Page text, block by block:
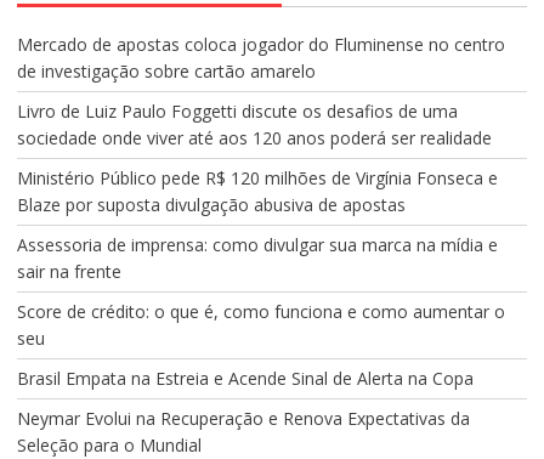
Mercado de apostas coloca jogador do Fluminense no centro
de investigação sobre cartão amarelo
Livro de Luiz Paulo Foggetti discute os desafios de uma
sociedade onde viver até aos 120 anos poderá ser realidade
Ministério Público pede R$ 120 milhões de Virgínia Fonseca e
Blaze por suposta divulgação abusiva de apostas
Assessoria de imprensa: como divulgar sua marca na mídia e
sair na frente
Score de crédito: o que é, como funciona e como aumentar o
seu
Brasil Empata na Estreia e Acende Sinal de Alerta na Copa
Neymar Evolui na Recuperação e Renova Expectativas da
Seleção para o Mundial